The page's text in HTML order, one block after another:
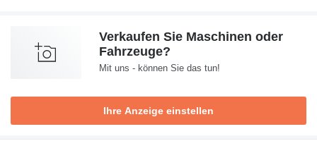
Verkaufen Sie Maschinen oder
Fahrzeuge?
Mit uns - können Sie das tun!
Ihre Anzeige einstellen